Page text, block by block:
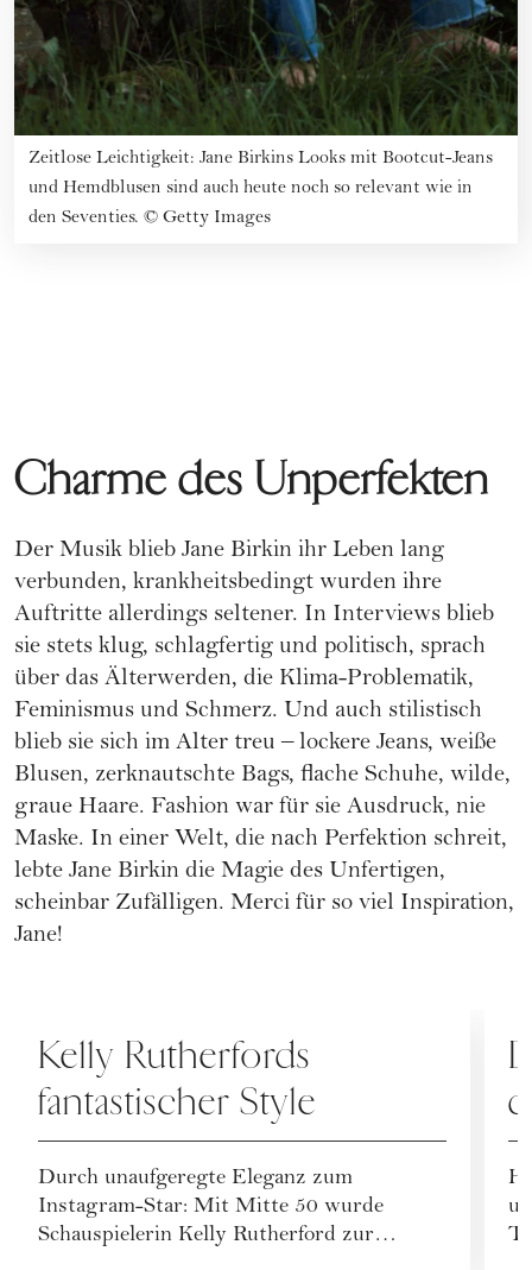
Zeitlose Leichtigkeit: Jane Birkins Looks mit Bootcut-Jeans
und Hemdblusen sind auch heute noch so relevant wie in
den Seventies. © Getty Images
Charme des Unperfekten
Der Musik blieb Jane Birkin ihr Leben lang
verbunden, krankheitsbedingt wurden ihre
Auftritte allerdings seltener. In Interviews blieb
sie stets klug, schlagfertig und politisch, sprach
über das Älterwerden, die Klima-Problematik,
Feminismus und Schmerz. Und auch stilistisch
blieb sie sich im Alter treu – lockere Jeans, weiße
Blusen, zerknautschte Bags, flache Schuhe, wilde,
graue Haare. Fashion war für sie Ausdruck, nie
Maske. In einer Welt, die nach Perfektion schreit,
lebte Jane Birkin die Magie des Unfertigen,
scheinbar Zufälligen. Merci für so viel Inspiration,
Jane!
Kelly Rutherfords
fantastischer Style
Durch unaufgeregte Eleganz zum
Instagram-Star: Mit Mitte 50 wurde
Schauspielerin Kelly Rutherford zur